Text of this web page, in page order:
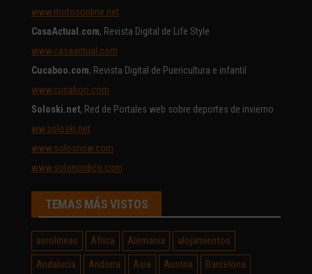
www.motosonline.net
CasaActual.com, Revista Digital de Life Style
www.casaactual.com
Cucaboo.com, Revista Digital de Puericultura e infantil
www.cucaboo.com
Soloski.net, Red de Portales web sobre deportes de invierno
ww.soloski.net
www.solosnow.com
www.solonordico.com
TEMAS MÁS VISTOS
aerolineas Africa Alemania
alojamientos
Andalucía
Andorra Asia Austria
Barcelona